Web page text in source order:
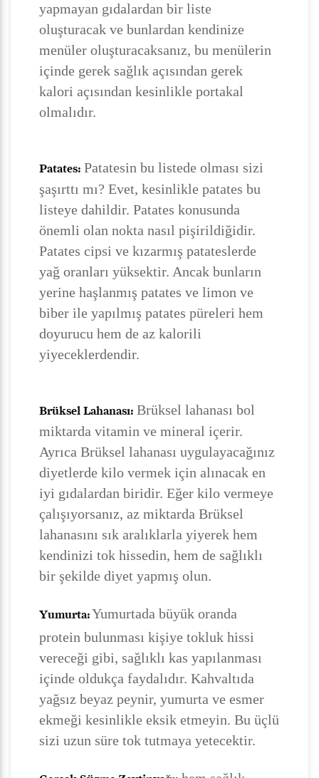
yapmayan gıdalardan bir liste
oluşturacak ve bunlardan kendinize
menüler oluşturacaksanız, bu menülerin
içinde gerek sağlık açısından gerek
kalori açısından kesinlikle portakal
olmalıdır.
Patates: Patatesin bu listede olması sizi
şaşırttı mı? Evet, kesinlikle patates bu
listeye dahildir. Patates konusunda
önemli olan nokta nasıl pişirildiğidir.
Patates cipsi ve kızarmış patateslerde
yağ oranları yüksektir. Ancak bunların
yerine haşlanmış patates ve limon ve
biber ile yapılmış patates püreleri hem
doyurucu hem de az kalorili
yiyeceklerdendir.
Brüksel Lahanası: Brüksel lahanası bol
miktarda vitamin ve mineral içerir.
Ayrıca Brüksel lahanası uygulayacağınız
diyetlerde kilo vermek için alınacak en
iyi gıdalardan biridir. Eğer kilo vermeye
çalışıyorsanız, az miktarda Brüksel
lahanasını sık aralıklarla yiyerek hem
kendinizi tok hissedin, hem de sağlıklı
bir şekilde diyet yapmış olun.
Yumurta:Yumurtada büyük oranda
protein bulunması kişiye tokluk hissi
vereceği gibi, sağlıklı kas yapılanması
içinde oldukça faydalıdır. Kahvaltıda
yağsız beyaz peynir, yumurta ve esmer
ekmeği kesinlikle eksik etmeyin. Bu üçlü
sizi uzun süre tok tutmaya yetecektir.